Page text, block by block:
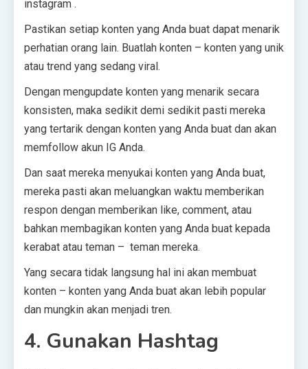
instagram .
Pastikan setiap konten yang Anda buat dapat menarik
perhatian orang lain. Buatlah konten – konten yang unik
atau trend yang sedang viral.
Dengan mengupdate konten yang menarik secara
konsisten, maka sedikit demi sedikit pasti mereka
yang tertarik dengan konten yang Anda buat dan akan
memfollow akun IG Anda.
Dan saat mereka menyukai konten yang Anda buat,
mereka pasti akan meluangkan waktu memberikan
respon dengan memberikan like, comment, atau
bahkan membagikan konten yang Anda buat kepada
kerabat atau teman – teman mereka.
Yang secara tidak langsung hal ini akan membuat
konten – konten yang Anda buat akan lebih popular
dan mungkin akan menjadi tren.
4. Gunakan Hashtag